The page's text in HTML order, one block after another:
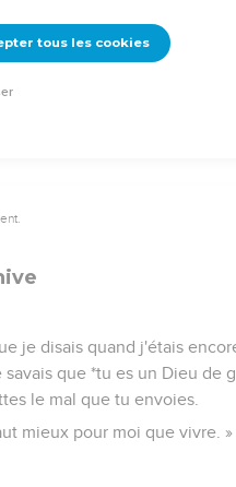
conduite. Alors
je disais quand j'étais
que *tu es un Dieu de
le mal que tu envoies.
mieux pour moi que vivre. »
tous les cookies